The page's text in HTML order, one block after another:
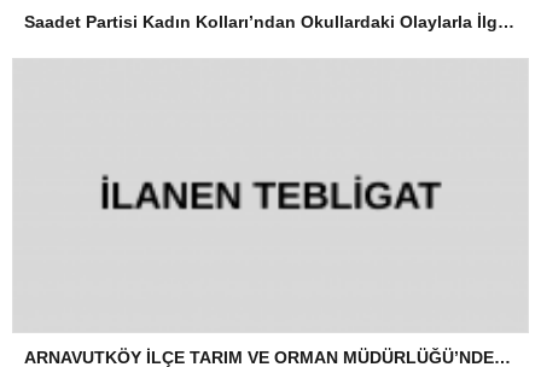
Saadet Partisi Kadın Kolları’ndan Okullardaki Olaylarla İlgili Basın Açıklaması
ARNAVUTKÖY İLÇE TARIM VE ORMAN MÜDÜRLÜĞÜ’NDEN İLANEN TEBLİGAT